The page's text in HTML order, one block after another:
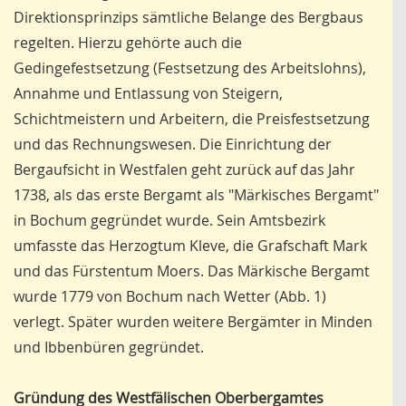
Direktionsprinzips sämtliche Belange des Bergbaus
regelten. Hierzu gehörte auch die
Gedingefestsetzung (Festsetzung des Arbeitslohns),
Annahme und Entlassung von Steigern,
Schichtmeistern und Arbeitern, die Preisfestsetzung
und das Rechnungswesen. Die Einrichtung der
Bergaufsicht in Westfalen geht zurück auf das Jahr
1738, als das erste Bergamt als "Märkisches Bergamt"
in Bochum gegründet wurde. Sein Amtsbezirk
umfasste das Herzogtum Kleve, die Grafschaft Mark
und das Fürstentum Moers. Das Märkische Bergamt
wurde 1779 von Bochum nach Wetter (Abb. 1)
verlegt. Später wurden weitere Bergämter in Minden
und Ibbenbüren gegründet.
Gründung des Westfälischen Oberbergamtes